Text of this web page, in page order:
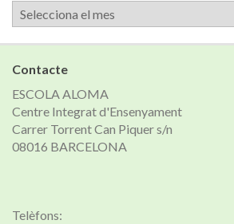
Arxiu
de
notícies
Contacte
ESCOLA ALOMA
Centre Integrat d'Ensenyament
Carrer Torrent Can Piquer s/n
08016 BARCELONA
Telèfons: